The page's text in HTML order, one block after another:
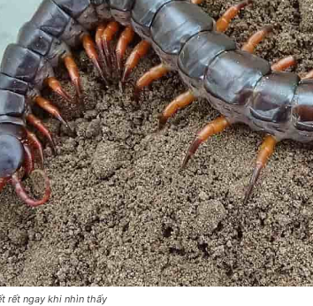
rết ngay khi nhìn thấy